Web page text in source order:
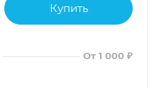
Купить
От 1 000 ₽